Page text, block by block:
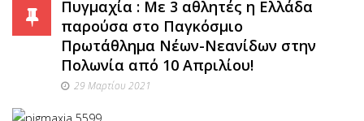
Πυγμαχία : Με 3 αθλητές η Ελλάδα
παρούσα στο Παγκόσμιο
Πρωτάθλημα Νέων-Νεανίδων στην
Πολωνία από 10 Απριλίου!
29 Μαρτίου 2021